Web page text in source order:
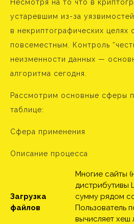
Несмотря на то что в
устаревшим из-за
в некриптографических целях
повсеместным. Контроль
неизменности данных —
алгоритма сегодня.
Рассмотрим основные сферы
таблице:
Сфера применения
Описание процесса
Загрузка
файлов
Многие сайты
дистрибутивы
сумму рядом
Пользователь
вычисляет хеш